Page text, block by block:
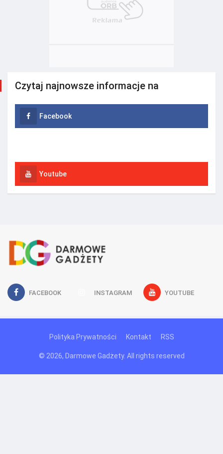
Czytaj najnowsze informacje na
Facebook
Youtube
FACEBOOK INSTAGRAM YOUTUBE
Polityka Prywatności Kontakt RSS
© 2026, Darmowe Gadżety. All rights reserved